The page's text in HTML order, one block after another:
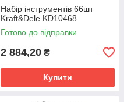
Набір інструментів 66шт
Kraft&Dele KD10468
Готово до відправки
2 884,20 ₴
Купити